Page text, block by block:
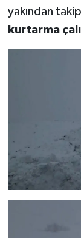
yakından
kurtarma